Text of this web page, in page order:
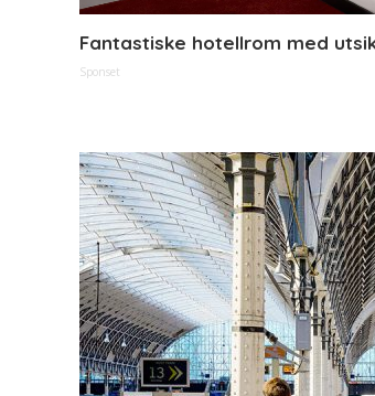
Fantastiske hotellrom med
Sponset